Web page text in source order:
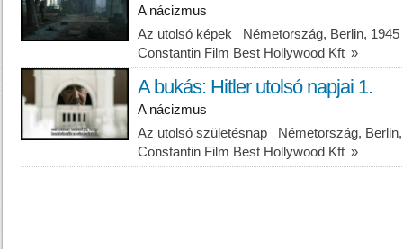
A nácizmus
Az utolsó képek Németország, Berlin,
Constantin Film Best Hollywood Kft »
A bukás: Hitler utolsó napjai 1.
A nácizmus
Az utolsó születésnap Németország,
Constantin Film Best Hollywood Kft »